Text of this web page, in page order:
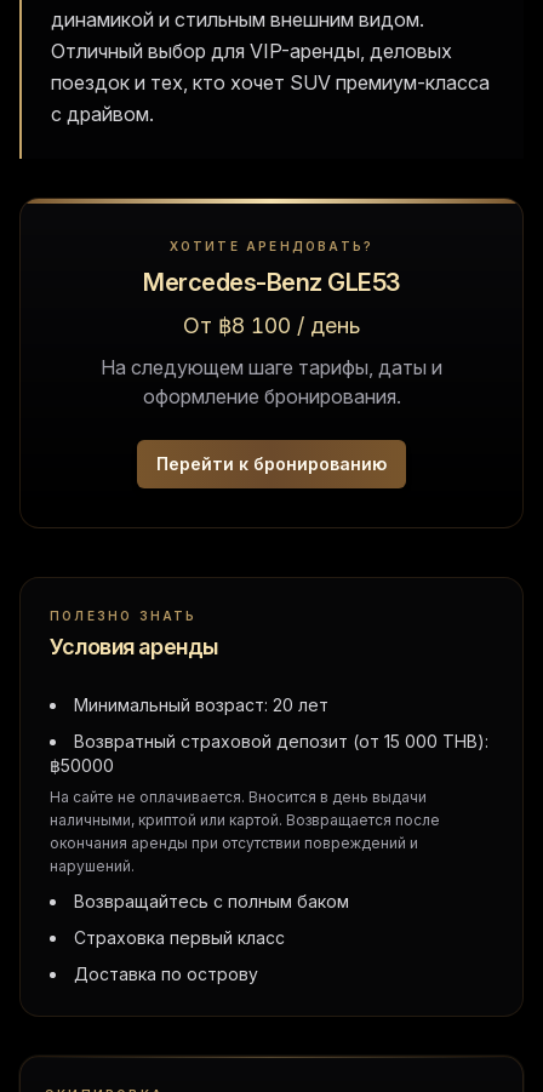
динамикой и стильным внешним видом.
Отличный выбор для VIP-аренды, деловых
поездок и тех, кто хочет SUV премиум-класса
с драйвом.
ХОТИТЕ АРЕНДОВАТЬ?
Mercedes-Benz GLE53
От ฿8 100 / день
На следующем шаге тарифы, даты и
оформление бронирования.
Перейти к бронированию
ПОЛЕЗНО ЗНАТЬ
Условия аренды
Минимальный возраст: 20 лет
Возвратный страховой депозит (от 15 000 THB):
฿50000
На сайте не оплачивается. Вносится в день выдачи
наличными, криптой или картой. Возвращается после
окончания аренды при отсутствии повреждений и
нарушений.
Возвращайтесь с полным баком
Страховка первый класс
Доставка по острову